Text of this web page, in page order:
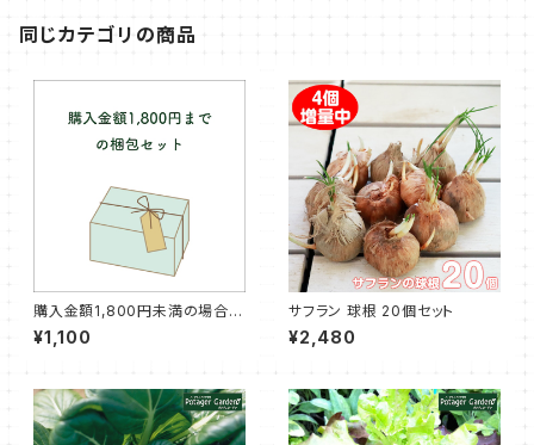
同じカテゴリの商品
購入金額1,800円未満の場合に
購入いただく梱包セット
¥1,100
サフラン 球根 20個セット
¥2,480